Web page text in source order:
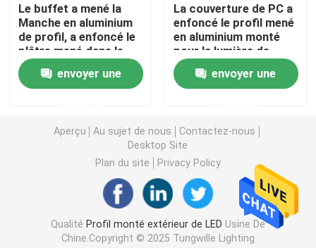
Profil faisant le coin de LED
Profil circulaire de LED
lumières linéaires menées
Bandes de l'ÉPI LED
Bandes de SMD LED
Le buffet a mené la
Manche en aluminium
de profil, a enfoncé le
plâtre mené dans le
profil
envoyer une
La couverture de PC a
enfoncé le profil mené
en aluminium monté
pour la lumière de
bande menée par
décorationenvoyer une
Aperçu Au sujet de nous
Contactez-nous
Desktop Site
Plan du site
Privacy Policy
Qualité Profil monté extérieur de LED Usine De
Chine.Copyright © 2025 Tungwille Lighting